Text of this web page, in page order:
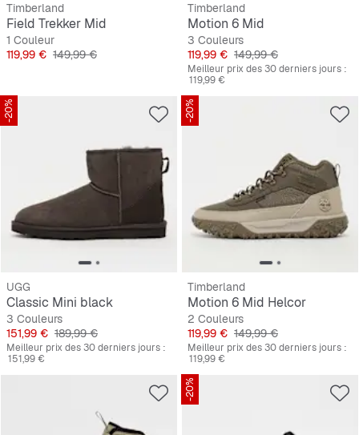
Timberland
Field Trekker Mid
1 Couleur
Prix
119,99 € Prix original
149,99 €
Timberland
Motion 6 Mid
3 Couleurs
Prix
119,99 € Prix original
149,99 €
Meilleur prix des 30 derniers jours :
119,99 €
-20%
UGG
Classic Mini black
3 Couleurs
Prix
151,99 € Prix original
189,99 €
Meilleur prix des 30 derniers jours :
151,99 €
-20%
Timberland
Motion 6 Mid Helcor
2 Couleurs
Prix
119,99 € Prix original
149,99 €
Meilleur prix des 30 derniers jours :
119,99 €
-20%